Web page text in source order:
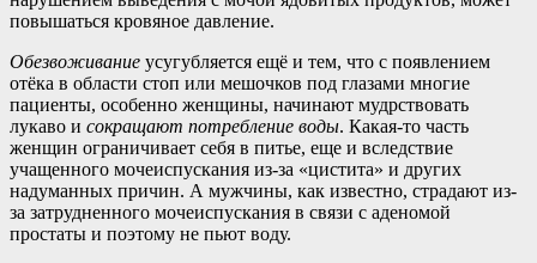
повышаться кровяное давление.
Обезвоживание усугубляется ещё и тем, что с появлением
отёка в области стоп или мешочков под глазами многие
пациенты, особенно женщины, начинают мудрствовать
лукаво и сокращают потребление воды. Какая-то часть
женщин ограничивает себя в питье, еще и вследствие
учащенного мочеиспускания из-за «цистита» и других
надуманных причин. А мужчины, как известно, страдают из-
за затрудненного мочеиспускания в связи с аденомой
простаты и поэтому не пьют воду.